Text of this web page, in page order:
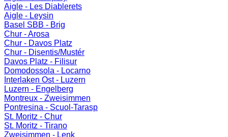
Aigle - Les Diablerets
Aigle - Leysin
Basel SBB - Brig
Chur - Arosa
Chur - Davos Platz
Chur - Disentis/Mustér
Davos Platz - Filisur
Domodossola - Locarno
Interlaken Ost - Luzern
Luzern - Engelberg
Montreux - Zweisimmen
Pontresina - Scuol-Tarasp
St. Moritz - Chur
St. Moritz - Tirano
Zweisimmen - Lenk